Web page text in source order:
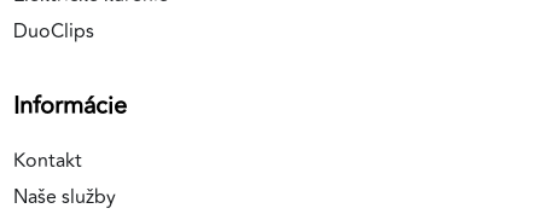
DuoClips
Informácie
Kontakt
Naše služby